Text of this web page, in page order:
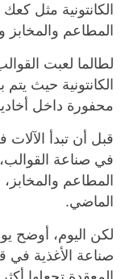
الكانتونية مثل
المطاعم
لطالما لعبت
الكانتونية حيث
محفورة داخل
قبل أن تبدأ الآلات
في صناعة
المطاعم
الماضي.
لكن اليوم، أوضح
صناعة الأغذية في